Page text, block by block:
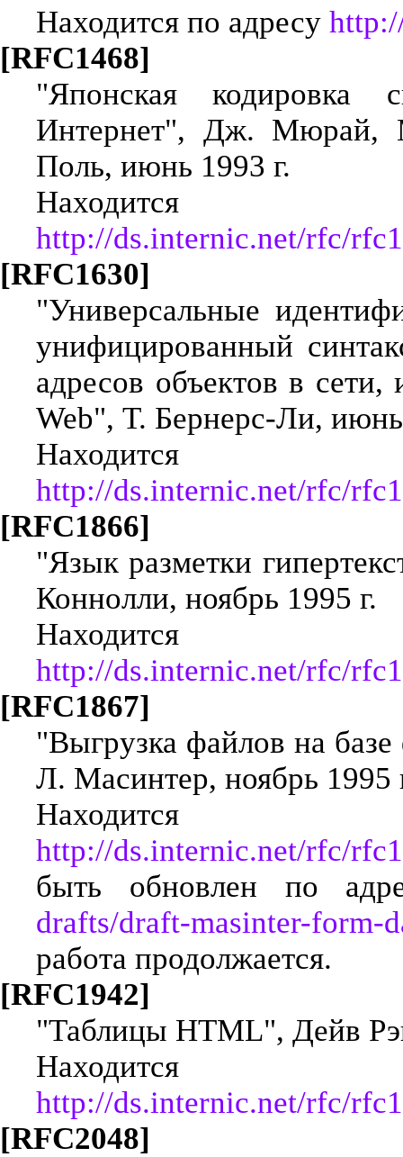
Находится по адресу
[RFC1468]
"Японская кодировка
Интернет", Дж.
Поль, июнь 1993 г.
http://ds.internic.net/rfc/
[RFC1630]
"Универсальные
унифицированный
адресов объектов в
Web", Т. Бернерс-Ли,
http://ds.internic.net/rfc/
[RFC1866]
"Язык разметки
Коннолли, ноябрь 1995 г.
http://ds.internic.net/rfc/
[RFC1867]
"Выгрузка файлов на
Л. Масинтер, ноябрь 1995
http://ds.internic.net/rfc/
быть обновлен по
drafts/draft-masinter-form-
работа продолжается.
[RFC1942]
"Таблицы HTML", Дейв
http://ds.internic.net/rfc/
[RFC2048]